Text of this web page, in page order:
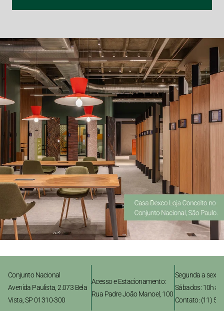
Conjunto Nacional
Avenida Paulista, 2.073 Bela
Vista, SP 01310-300
Acesso e Estacionamento:
Rua Padre João Manoel, 100
Segunda a
Sábados: 10h às
Contato: (11)